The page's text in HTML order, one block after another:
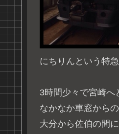
にちりんという特
3時間少々で宮崎へ
なかなか車窓から
大分から佐伯の間